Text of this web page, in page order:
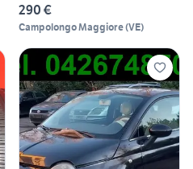
290 €
Campolongo Maggiore(VE)